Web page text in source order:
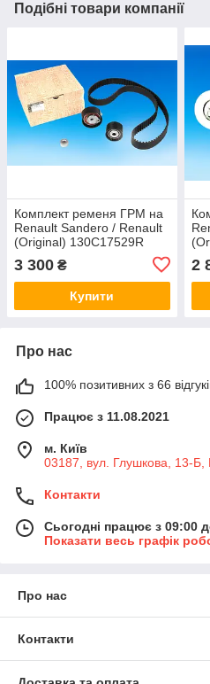
Подібні товари компанії
Комплект ременя ГРМ на
Renault Sandero / Renault
(Original) 130C17529R
3 300 ₴
Купити
2
Про нас
100% позитивних з 66
Працює з 11.08.2021
м. Київ
03187, вул. Глушкова, 13-Б,
Контакти
Сьогодні працює з 09:00
Показати весь графік
Про нас
Контакти